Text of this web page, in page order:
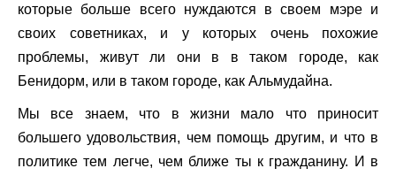
которые больше всего нуждаются в своем мэре и
своих советниках, и у которых очень похожие
проблемы, живут ли они в в таком городе, как
Бенидорм, или в таком городе, как Альмудайна.
Мы все знаем, что в жизни мало что приносит
большего удовольствия, чем помощь другим, и что в
политике тем легче, чем ближе ты к гражданину. И в